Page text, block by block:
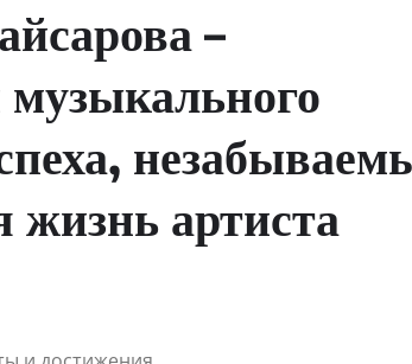
–
музыкального
жизнь артиста